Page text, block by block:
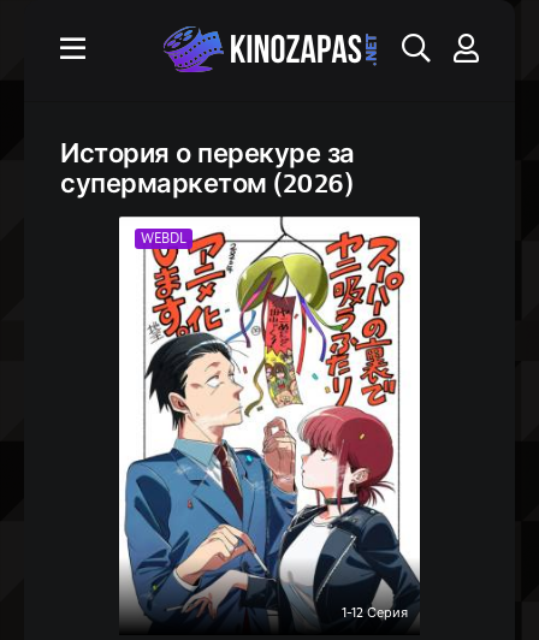
История о перекуре за
супермаркетом (2026)
WEBDL
1-12 Серия